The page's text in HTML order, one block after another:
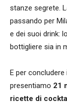
stanze segrete.
passando per
e dei suoi drink:
bottigliere sia in
E per
presentiamo 21
ricette di